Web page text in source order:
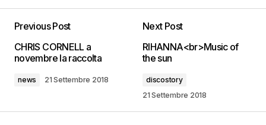
Previous Post
CHRIS CORNELL a
novembre la raccolta
news 21 Settembre 2018
Next Post
RIHANNA<br>Music of
the sun
discostory
21 Settembre 2018